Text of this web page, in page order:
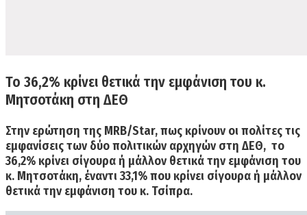
Το 36,2% κρίνει θετικά την εμφάνιση του κ.
Μητσοτάκη στη ΔΕΘ
Στην ερώτηση της ΜRB/Star, πως κρίνουν οι πολίτες τις
εμφανίσεις των δύο πολιτικών αρχηγών στη ΔΕΘ, το
36,2% κρίνει σίγουρα ή μάλλον θετικά την εμφάνιση του
κ. Μητσοτάκη, έναντι 33,1% που κρίνει σίγουρα ή μάλλον
θετικά την εμφάνιση του κ. Τσίπρα.